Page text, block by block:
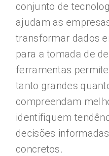
conjunto de
ajudam as
transformar dados
para a tomada de
ferramentas
tanto grandes
compreendam
identifiquem
decisões
concretos.